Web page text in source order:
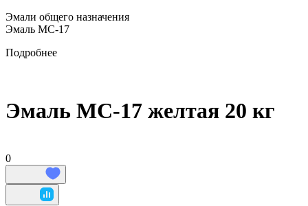
Эмали общего назначения
Эмаль МС-17
Подробнее
Эмаль МС-17 желтая 20 кг
0